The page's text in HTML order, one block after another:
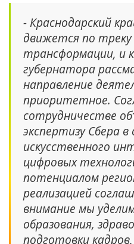
- Краснодарский
движется по
трансформации, и
губернатора
направление
приоритетное.
сотрудничестве
экспертизу Сбера
искусственного
цифровых
потенциалом
реализацией
внимание мы
образования,
подготовки